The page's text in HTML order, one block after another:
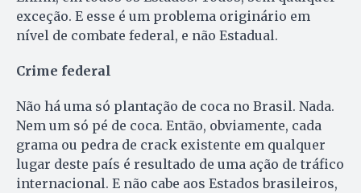
exceção. E esse é um problema originário em
nível de combate federal, e não Estadual.
Crime federal
Não há uma só plantação de coca no Brasil. Nada.
Nem um só pé de coca. Então, obviamente, cada
grama ou pedra de crack existente em qualquer
lugar deste país é resultado de uma ação de tráfico
internacional. E não cabe aos Estados brasileiros,